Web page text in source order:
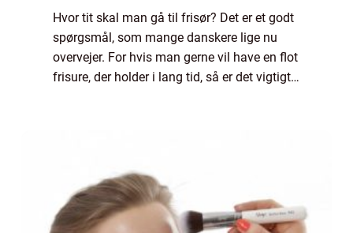
Hvor tit skal man gå til frisør? Det er et godt
spørgsmål, som mange danskere lige nu
overvejer. For hvis man gerne vil have en flot
frisure, der holder i lang tid, så er det vigtigt